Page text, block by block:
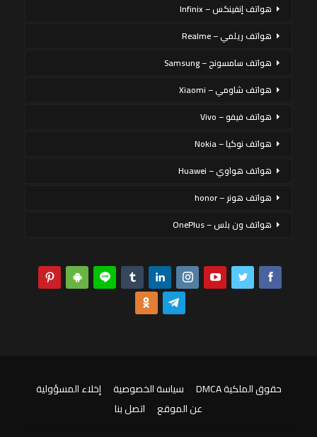
هواتف إنفينكس – Infinix
هواتف ريلمي – Realme
هواتف سامسونج – Samsung
هواتف شاومي – Xiaomi
هواتف فيفو – Vivo
هواتف نوكيا – Nokia
هواتف هواوي – Huawei
هواتف هونر – honor
هواتف ون بلس – OnePlus
حقوق الملكية DMCA سياسة الخصوصية
إخلاء المسؤولية
عن الموقع
اتصل بنا